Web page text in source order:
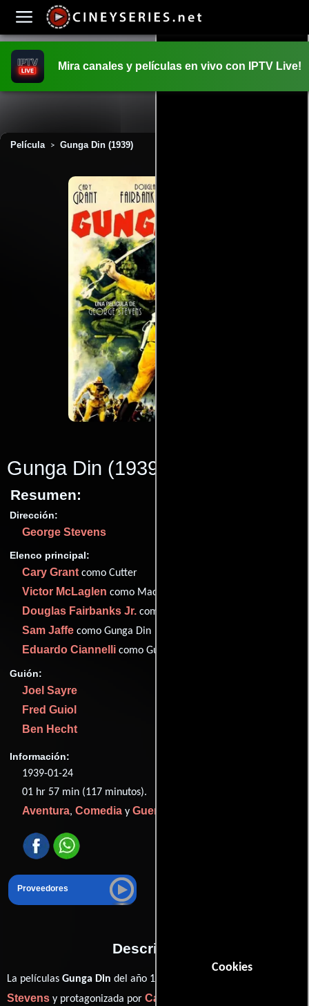
Cookies
Mira canales y películas en vivo con IPTV Live!
Película > Gunga Din (1939)
Gunga Din (1939)
Resumen:
Dirección:
George Stevens
Elenco principal:
Cary Grantcomo Cutter
Victor McLaglen como MacChesney
Douglas Fairbanks Jr. como Ballantine
Sam Jaffe como Gunga Din
Eduardo Ciannelli como Guru
Guión:
Joel Sayre
Fred Guiol
Ben Hecht
Información:
1939-01-24
01 hr 57 min (117 minutos).
Aventura, Comedia y Guerra
Proveedores
Descripción
La películas Gunga Din del año 1939, está dirigida por
Stevens y protagonizada por Cary Grant